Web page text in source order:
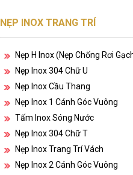
NẸP INOX TRANG TRÍ
Nẹp H Inox (nẹp Chống Rơi
Nẹp Inox 304 Chữ U
Nẹp Inox Cầu Thang
Nẹp Inox 1 Cánh Góc Vuông
Tấm Inox Sóng Nước
Nẹp Inox 304 Chữ T
Nẹp Inox Trang Trí Vách
Nẹp Inox 2 Cánh Góc Vuông